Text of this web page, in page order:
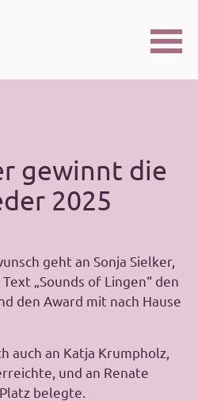
gewinnt die
2025
geht an Sonja Sielker,
„Sounds of Lingen“ den
den Award mit nach Hause
auch an Katja Krumpholz,
und an Renate
belegte.